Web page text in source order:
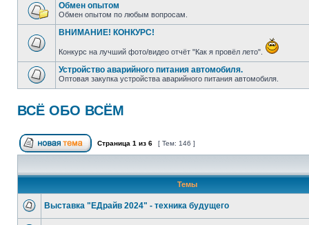
Обмен опытом
Обмен опытом по любым вопросам.
ВНИМАНИЕ! КОНКУРС!
Конкурс на лучший фото/видео отчёт "Как я провёл лето".
Устройство аварийного питания автомобиля.
Оптовая закупка устройства аварийного питания автомобиля.
ВСЁ ОБО ВСЁМ
Страница 1 из 6 [ Тем: 146 ]
Темы
Выставка "ЕДрайв 2024" - техника будущего